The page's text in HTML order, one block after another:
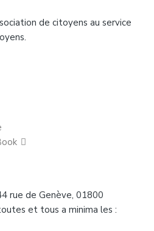
de citoyens au service
rue de Genève, 01800
et tous a minima les :